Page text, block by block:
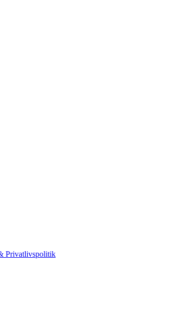
Privatlivspolitik